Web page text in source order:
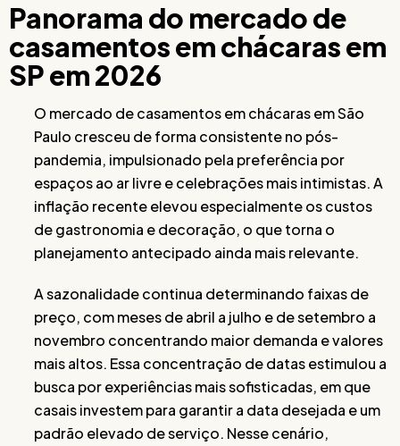
Panorama do mercado de
casamentos em chácaras em
SP em 2026
O mercado de casamentos em chácaras em São
Paulo cresceu de forma consistente no pós-
pandemia, impulsionado pela preferência por
espaços ao ar livre e celebrações mais intimistas. A
inflação recente elevou especialmente os custos
de gastronomia e decoração, o que torna o
planejamento antecipado ainda mais relevante.
A sazonalidade continua determinando faixas de
preço, com meses de abril a julho e de setembro a
novembro concentrando maior demanda e valores
mais altos. Essa concentração de datas estimulou a
busca por experiências mais sofisticadas, em que
casais investem para garantir a data desejada e um
padrão elevado de serviço. Nesse cenário,